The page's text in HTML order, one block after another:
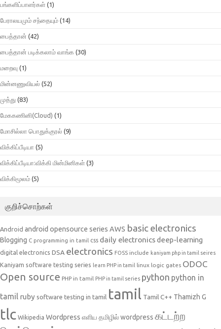
பங்களிப்பாளர்கள் (1)
பேராலயமும் சந்தையும் (14)
பைத்தான் (42)
பைத்தான் படிக்கலாம் வாங்க (30)
மறைவு (1)
மின்னணுவியல் (52)
முத்து (83)
மேககணினி(Cloud) (1)
மோசில்லா பொதுக்குரல் (9)
விக்கிப்பீடியா (5)
விக்கிப்பீடியா:விக்கி மின்மினிகள் (3)
விக்கிமூலம் (5)
குறிச்சொற்கள்
Android android opensource series AWS basic electronics
Blogging C programming in tamil css daily electronicsdeep-learning
digital electronics DSA electronics FOSS include kaniyam php in tamil seires
Kaniyam software testing series learn PHP in tamil linux logic gates ODOC
Open source PHP in tamil PHP in tamil series python python in
tamil ruby software testing in tamil tamil Tamil C++ Thamizh G
tlc Wikipedia Wordpress எளிய தமிழில் wordpress கட்டற்ற